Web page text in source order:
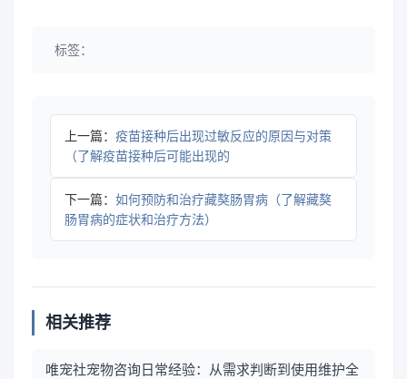
标签：
上一篇： 疫苗接种后出现过敏反应的原因与对策
（了解疫苗接种后可能出现的
下一篇： 如何预防和治疗藏獒肠胃病（了解藏獒
肠胃病的症状和治疗方法）
相关推荐
唯宠社宠物咨询日常经验：从需求判断到使用维护全